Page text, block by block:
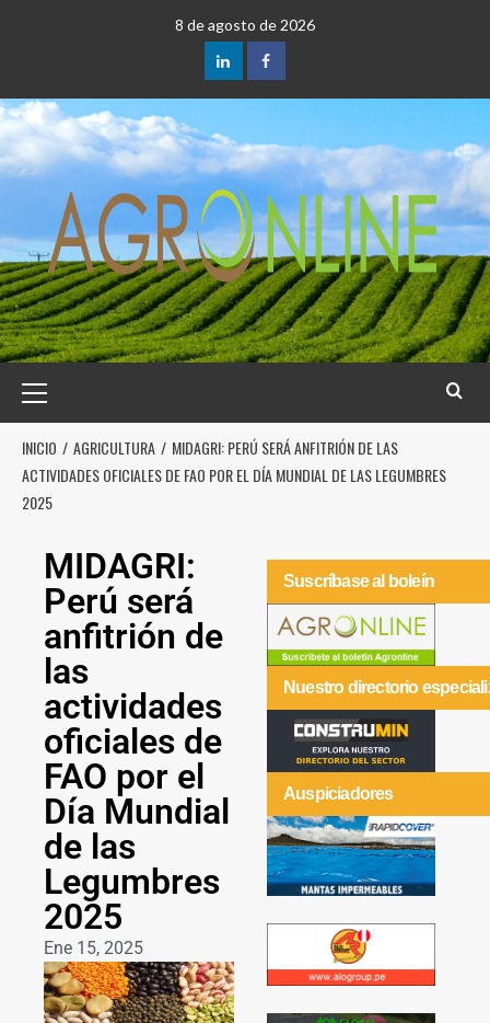
8 de agosto de 2026
INICIO AGRICULTURA
MIDAGRI: PERÚ SERÁ ANFITRIÓN DE LAS
ACTIVIDADES OFICIALES DE FAO POR EL DÍA MUNDIAL DE LAS LEGUMBRES
2025
MIDAGRI:
Perú será
anfitrión de
las
actividades
oficiales de
FAO por el
Día Mundial
de las
Legumbres
2025
Ene 15, 2025
Suscríbase al boleín
Nuestro directorio
Auspiciadores